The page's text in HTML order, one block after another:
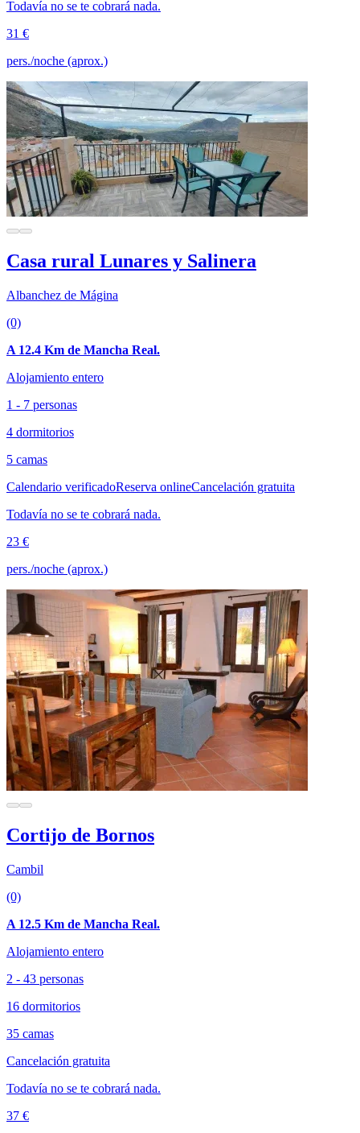
Todavía no se te cobrará nada.
31 €
pers./noche (aprox.)
Casa rural Lunares y Salinera
Albanchez de Mágina
(0)
A 12.4 Km de Mancha Real.
Alojamiento entero
1 - 7 personas
4 dormitorios
5 camas
Calendario verificadoReserva onlineCancelación gratuita
Todavía no se te cobrará nada.
23 €
pers./noche (aprox.)
Cortijo de Bornos
Cambil
(0)
A 12.5 Km de Mancha Real.
Alojamiento entero
2 - 43 personas
16 dormitorios
35 camas
Cancelación gratuita
Todavía no se te cobrará nada.
37 €